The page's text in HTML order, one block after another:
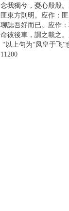
念我獨兮，憂心殷殷
匪東方則明。应作：匪
聊誌吾好而已。应作：
命彼後車，謂之載之
“以上句为“凤皇于飞
11200